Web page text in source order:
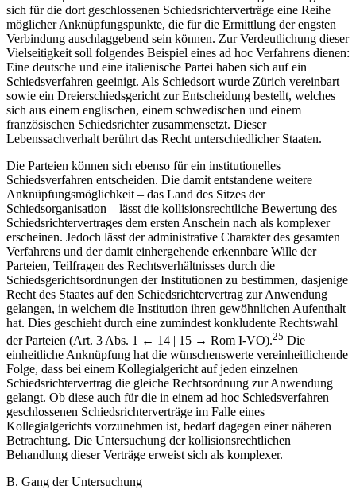
möglicher Anknüpfungspunkte, die für die Ermittlung der engsten
Verbindung auschlaggebend sein können. Zur Verdeutlichung dieser
Vielseitigkeit soll folgendes Beispiel eines ad hoc Verfahrens dienen:
Eine deutsche und eine italienische Partei haben sich auf ein
Schiedsverfahren geeinigt. Als Schiedsort wurde Zürich vereinbart
sowie ein Dreierschiedsgericht zur Entscheidung bestellt, welches
sich aus einem englischen, einem schwedischen und einem
französischen Schiedsrichter zusammensetzt. Dieser
Lebenssachverhalt berührt das Recht unterschiedlicher Staaten.
Schiedsverfahren entscheiden. Die damit entstandene weitere
Anknüpfungsmöglichkeit – das Land des Sitzes der
Schiedsorganisation – lässt die kollisionsrechtliche Bewertung des
Schiedsrichtervertrages dem ersten Anschein nach als komplexer
erscheinen. Jedoch lässt der administrative Charakter des gesamten
Verfahrens und der damit einhergehende erkennbare Wille der
Parteien, Teilfragen des Rechtsverhältnisses durch die
Schiedsgerichtsordnungen der Institutionen zu bestimmen, dasjenige
Recht des Staates auf den Schiedsrichtervertrag zur Anwendung
gelangen, in welchem die Institution ihren gewöhnlichen Aufenthalt
hat. Dies geschieht durch eine zumindest konkludente Rechtswahl
der Parteien (Art. 3 Abs. 1← 14 | 15 →Rom I-VO).25Die
einheitliche Anknüpfung hat die wünschenswerte vereinheitlichende
Folge, dass bei einem Kollegialgericht auf jeden einzelnen
Schiedsrichtervertrag die gleiche Rechtsordnung zur Anwendung
gelangt. Ob diese auch für die in einem ad hoc Schiedsverfahren
geschlossenen Schiedsrichterverträge im Falle eines
Kollegialgerichts vorzunehmen ist, bedarf dagegen einer näheren
Betrachtung. Die Untersuchung der kollisionsrechtlichen
Behandlung dieser Verträge erweist sich als komplexer.